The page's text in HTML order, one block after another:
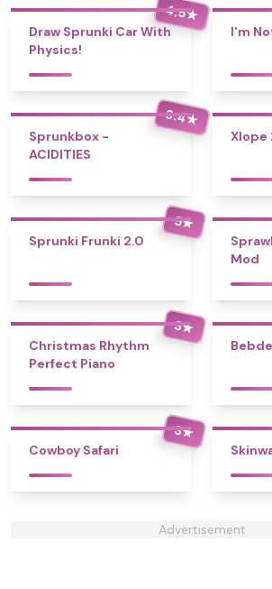
4.5★
Draw Sprunki Car With
Physics!
I'm
3.4★
Sprunkbox -
ACIDITIES
Xlope
5★
Sprunki Frunki 2.0
Mod
3★
Christmas Rhythm
Perfect Piano
3★
Cowboy Safari
Advertisement